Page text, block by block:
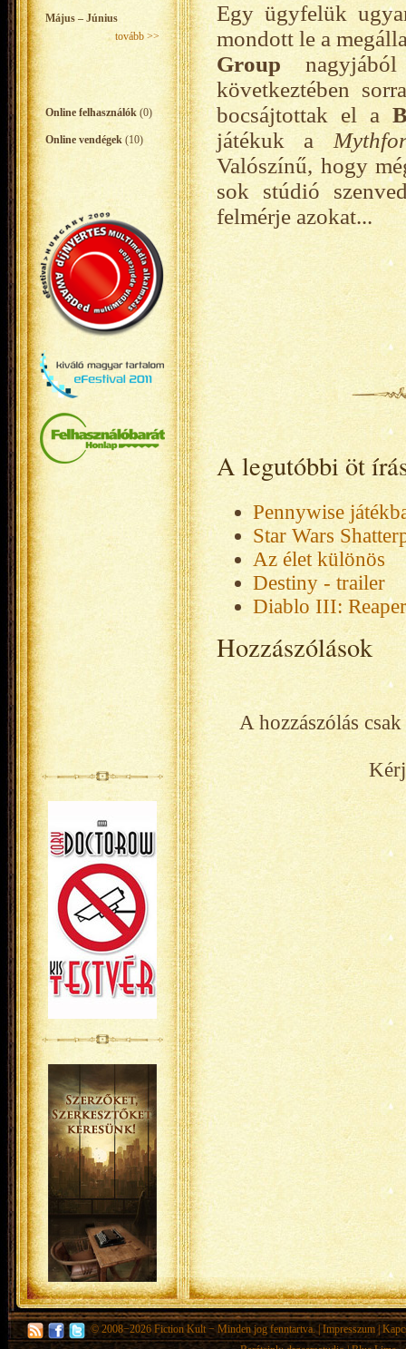
Május – Június
tovább >>
Online felhasználók (0)
Online vendégek (10)
Egy ügyfelük
mondott le a
Group
következtében
bocsájtottak el a
játékuk a
Valószínű, hogy
sok stúdió
felmérje azokat...
A legutóbbi öt
Pennywise
Star Wars
Az élet különös
Destiny - trailer
Diablo III:
Hozzászólások
A hozzászólás
© 2008−2026 Fiction Kult − Minden jog fenntartva. | Impresszum|